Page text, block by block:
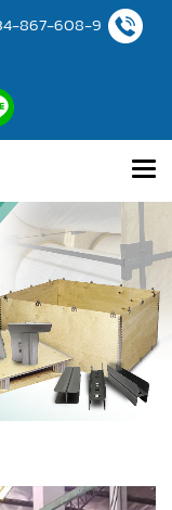
867-608-9